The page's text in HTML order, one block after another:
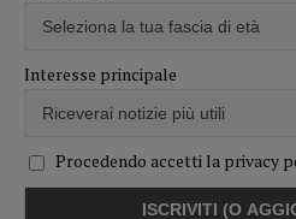
Interesse principale
Procedendo accetti la privacy